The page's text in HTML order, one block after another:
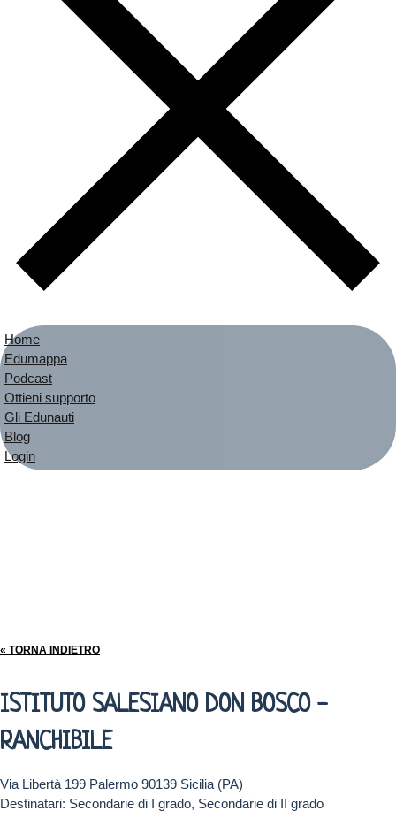
Home
Edumappa
Podcast
Ottieni supporto
Gli Edunauti
Blog
Login
« TORNA INDIETRO
ISTITUTO SALESIANO DON BOSCO -
RANCHIBILE
Via Libertà 199 Palermo 90139 Sicilia (PA)
Destinatari: Secondarie di I grado, Secondarie di II grado